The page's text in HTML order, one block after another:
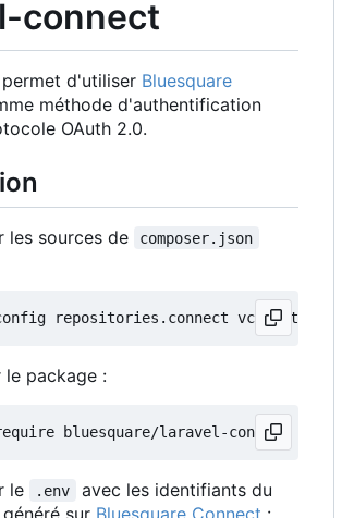
connect
d'utiliser Bluesquare
méthode d'authentification
OAuth 2.0.
les sources de composer.json
le package :
bluesquare/laravel-connect
le .env
avec les identifiants du
sur Bluesquare Connect :